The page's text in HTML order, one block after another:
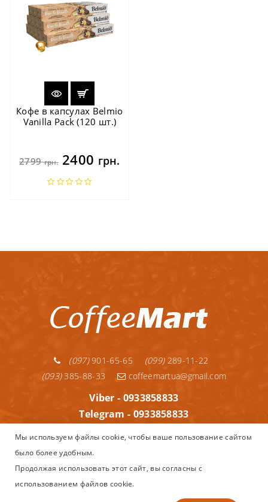
Кофе в капсулах Belmio
Vanilla Pack (120 шт.)
2799грн.2400 грн.
(097)901-65-65 (099)289-11-22
(093)385-88-33 coffeemartua@gmail.com
Viber - 0933858833
Telegram - 0933858833
WhatsApp - 0933858833
Информация
Copyright © 2013–2025Coffeemart.com.ua - интернет магазин
Мы используем файлы cookie, чтобы ваше пользование сайтом
было более удобным.
Продолжая использовать этот сайт, вы согласны с
использованием файлов cookie.